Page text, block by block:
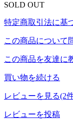
SOLD OUT
特定商取引法に基
この商品について
この商品を友達に
買い物を続ける
レビューを見る(2
レビューを投稿